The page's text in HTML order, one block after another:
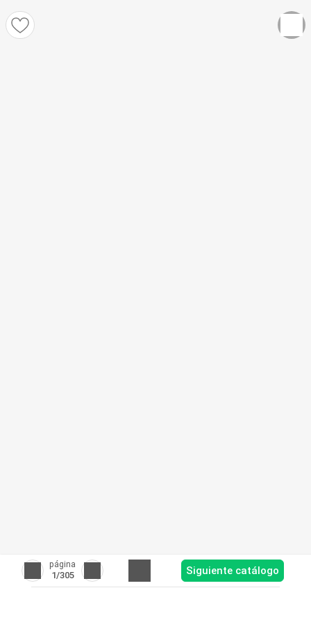
página
1/305 Siguiente catálogo